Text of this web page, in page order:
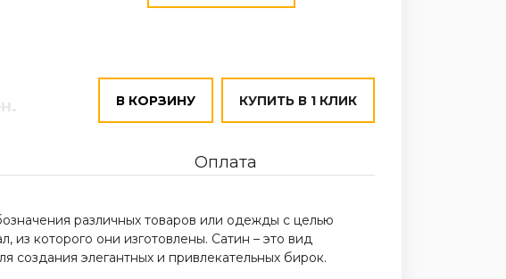
В КОРЗИНУ КУПИТЬ В 1 КЛИК
Оплата
различных товаров или одежды с целью
которого они изготовлены. Сатин – это вид
создания элегантных и привлекательных бирок.